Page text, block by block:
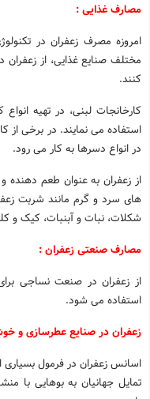
مصارف غذایی :
امروزه مصرف زعفران در
مختلف صنایع غذایی، از
کنند.
کارخانجات لبنی، در تهیه
استفاده می نمایند. در برخی از
در انواع دسرها به کار می رود.
از زعفران به عنوان طعم
های سرد و گرم مانند شربت
شکلات، نبات و آبنبات، کیک و
مصارف صنعتی زعفران :
از زعفران در صنعت نساجی
استفاده می شود.
زعفران در صنایع عطرسازی و
اسانس زعفران در فرمول بسیاری
تمایل جهانیان به بوهایی با